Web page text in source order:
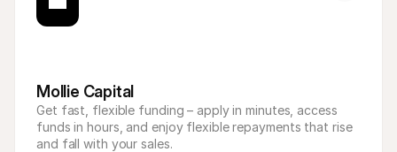
Mollie Capital
Get fast, flexible funding – apply in minutes, access
funds in hours, and enjoy flexible repayments that rise
and fall with your sales.